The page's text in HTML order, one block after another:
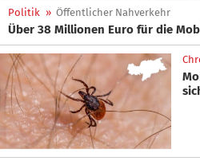
Politik » Öffentlicher Nahverkehr
Über 38 Millionen Euro für die